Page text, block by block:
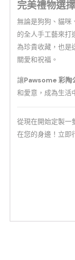
完美禮物選擇
無論是狗狗、貓咪
的全人手工藝來打
為珍貴收藏，也是
關愛和祝福。
讓Pawsome 彩陶
和愛意，成為生活
從現在開始定製一
在您的身邊！立即